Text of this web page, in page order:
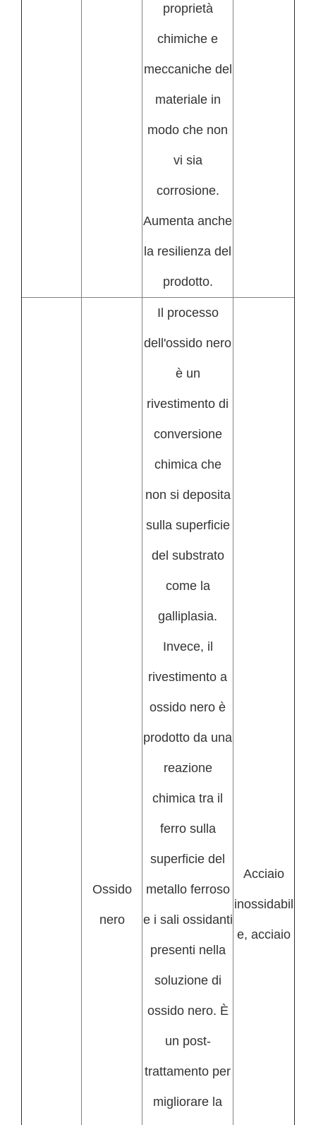
proprietà
chimiche e
meccaniche del
materiale in
modo che non
vi sia
corrosione.
Aumenta anche
la resilienza del
prodotto.
Ossido
nero
Il processo
dell'ossido nero
è un
rivestimento di
conversione
chimica che
non si deposita
sulla superficie
del substrato
come la
galliplasia.
Invece, il
rivestimento a
ossido nero è
prodotto da una
reazione
chimica tra il
ferro sulla
superficie del
metallo ferroso
e i sali ossidanti
presenti nella
soluzione di
ossido nero. È
un post-
trattamento per
migliorare la
Acciaio
inossidabil
e, acciaio